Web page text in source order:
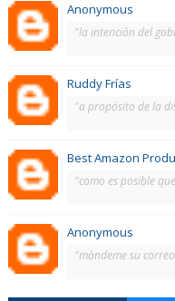
Anonymous
"la intención del
Ruddy Frías
"a propósito de la
Best Amazon
"como es posible
Anonymous
"màndeme su